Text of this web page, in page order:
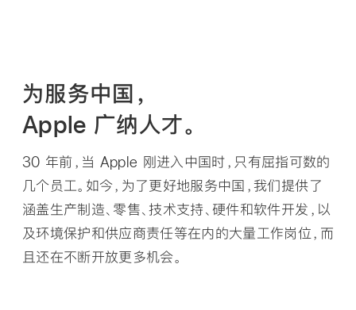
为服务中国，
Apple 广纳人才。
30 年前，当 Apple 刚进入中国时，只有屈指可数的
几个员工。如今，为了更好地服务中国，我们提供了
涵盖生产制造、零售、技术支持、硬件和软件开发，以
及环境保护和供应商责任等在内的大量工作岗位，而
且还在不断开放更多机会。